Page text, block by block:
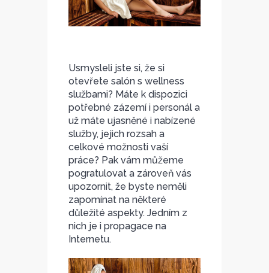
Usmysleli jste si, že si
otevřete salón s wellness
službami? Máte k dispozici
potřebné zázemí i personál a
už máte ujasněné i nabízené
služby, jejich rozsah a
celkové možnosti vaší
práce? Pak vám můžeme
pogratulovat a zároveň vás
upozornit, že byste neměli
zapomínat na některé
důležité aspekty. Jedním z
nich je i propagace na
Internetu.